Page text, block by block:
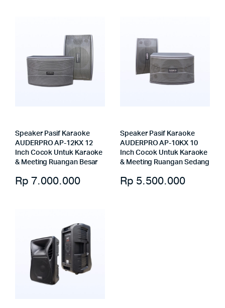
Speaker Pasif Karaoke
AUDERPRO AP-12KX 12
Inch Cocok Untuk Karaoke
& Meeting Ruangan Besar
Rp 7.000.000
Speaker Pasif Karaoke
AUDERPRO AP-10KX 10
Inch Cocok Untuk Karaoke
& Meeting Ruangan Sedang
Rp 5.500.000